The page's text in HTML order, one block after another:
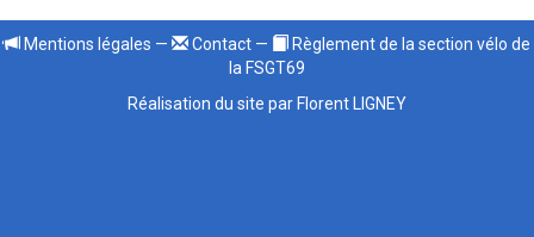
Mentions légales — Contact —
Règlement de la section vélo de
la FSGT69
Réalisation du site par Florent LIGNEY